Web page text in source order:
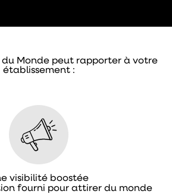
du Monde peut rapporter à votre
établissement :
visibilité boostée
fourni pour attirer du monde